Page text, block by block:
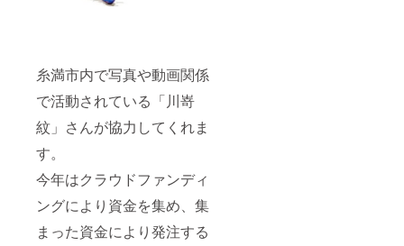
糸満市内で写真や動画関係
で活動されている「川嵜
紋」さんが協力してくれま
す。
今年はクラウドファンディ
ングにより資金を集め、集
まった資金により発注する